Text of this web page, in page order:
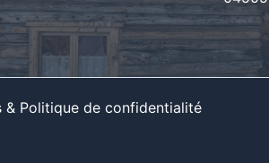
& Politique de confidentialité